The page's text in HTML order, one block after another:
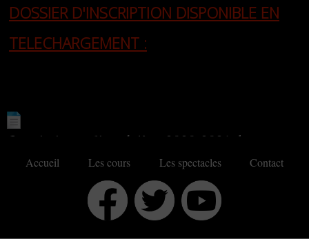
DOSSIER D'INSCRIPTION DISPONIBLE EN
TELECHARGEMENT :
Inscription ateliers théâtre 2020-2021.docx
Accueil Les cours Les spectacles Contact